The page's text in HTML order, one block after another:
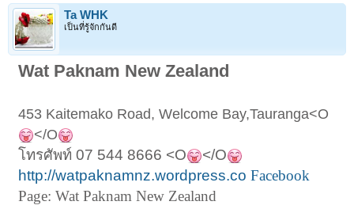
Ta WHK
เป็นที่รู้จักกันดี
Wat Paknam New Zealand
453 Kaitemako Road, Welcome Bay,Tauranga<O
</O
โทรศัพท์07 544 8666 <O
</O
http://watpaknamnz.wordpress.coFacebook
Page: Wat Paknam New Zealand